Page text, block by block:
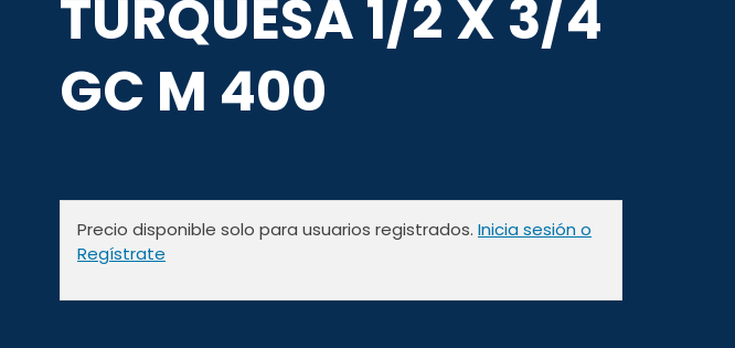
TURQUESA 1/2 X 3/4
GC M 400
Precio disponible solo para usuarios registrados. Inicia sesión o
Regístrate